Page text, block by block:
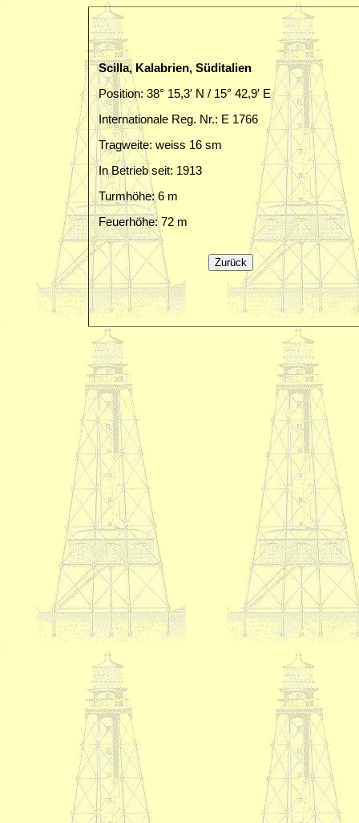
Scilla, Kalabrien, Süditalien
Position: 38° 15,3′ N / 15° 42,9′ E
Internationale Reg. Nr.: E 1766
Tragweite: weiss 16 sm
In Betrieb seit: 1913
Turmhöhe: 6 m
Feuerhöhe: 72 m